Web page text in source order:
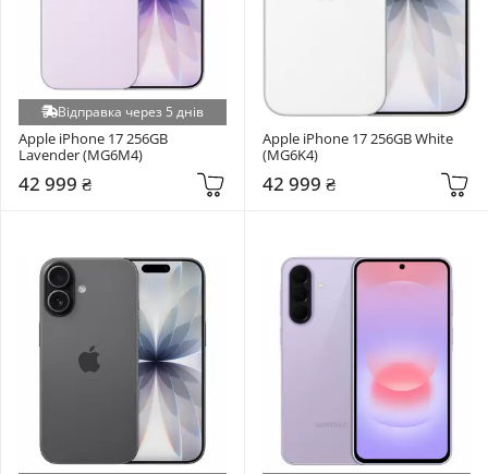
Відправка через 5 днів
Apple iPhone 17 256GB
Lavender (MG6M4)
42 999 ₴
Apple iPhone 17 256GB White
(MG6K4)
42 999 ₴